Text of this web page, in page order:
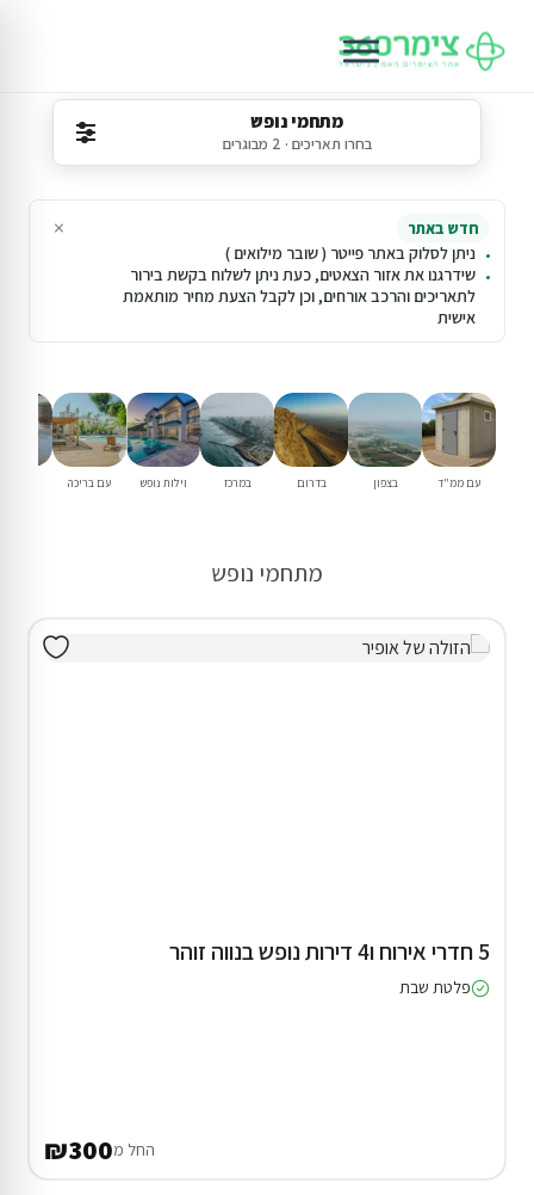
מתחמי נופש
בחרו תאריכים · 2 מבוגרים
חדש באתר
ניתן לסלוק באתר פייטר ( שובר מילואים )
שידרגנו את אזור הצאטים, כעת ניתן לשלוח בקשת בירור
לתאריכים והרכב אורחים, וכן לקבל הצעת מחיר מותאמת
אישית
×
עם ממ"ד בצפון בדרום במרכז וילות נופש עם בריכה
מתחמי נופש
5 חדרי אירוח ו4 דירות נופש בנווה זוהר
פלטת שבת
החל מ₪300